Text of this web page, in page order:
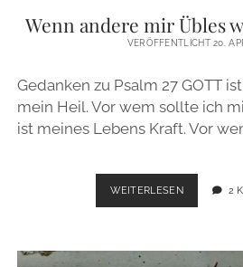
Wenn andere mir Übles
VERÖFFENTLICHT 20.
Gedanken zu Psalm 27 GOTT
mein Heil. Vor wem sollte ich
ist meines Lebens Kraft. Vor
WEITERLESENWENN
ANDERE
WOLLEN
2